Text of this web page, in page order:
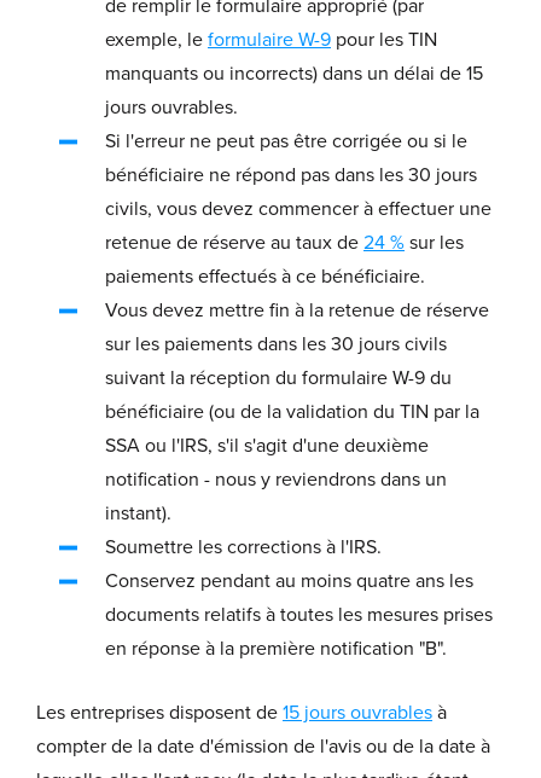
de remplir le formulaire approprié (par
exemple, le formulaire W-9 pour les TIN
manquants ou incorrects) dans un délai de 15
jours ouvrables.
Si l'erreur ne peut pas être corrigée ou si le
bénéficiaire ne répond pas dans les 30 jours
civils, vous devez commencer à effectuer une
retenue de réserve au taux de 24 % sur les
paiements effectués à ce bénéficiaire.
Vous devez mettre fin à la retenue de réserve
sur les paiements dans les 30 jours civils
suivant la réception du formulaire W-9 du
bénéficiaire (ou de la validation du TIN par la
SSA ou l'IRS, s'il s'agit d'une deuxième
notification - nous y reviendrons dans un
instant).
Soumettre les corrections à l'IRS.
Conservez pendant au moins quatre ans les
documents relatifs à toutes les mesures prises
en réponse à la première notification "B".
Les entreprises disposent de 15 jours ouvrables à
compter de la date d'émission de l'avis ou de la date à